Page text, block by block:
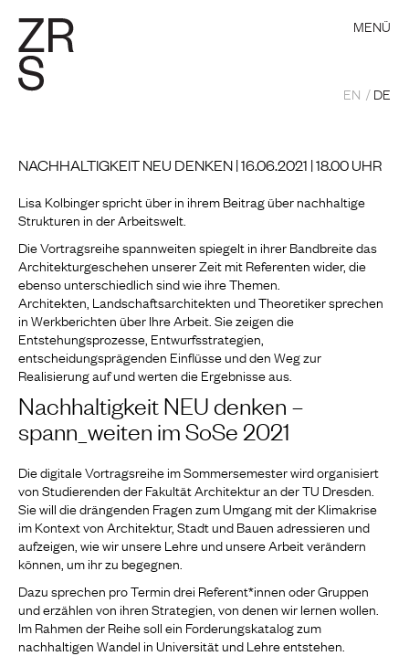
MENÜ
EN DE
NACHHALTIGKEIT NEU DENKEN | 16.06.2021 | 18.00 UHR
Lisa Kolbinger spricht über in ihrem Beitrag über nachhaltige
Strukturen in der Arbeitswelt.
Die Vortragsreihe spannweiten spiegelt in ihrer Bandbreite das
Architekturgeschehen unserer Zeit mit Referenten wider, die
ebenso unterschiedlich sind wie ihre Themen.
Architekten, Landschaftsarchitekten und Theoretiker sprechen
in Werkberichten über Ihre Arbeit. Sie zeigen die
Entstehungsprozesse, Entwurfsstrategien,
entscheidungsprägenden Einflüsse und den Weg zur
Realisierung auf und werten die Ergebnisse aus.
Nachhaltigkeit NEU denken –
spann_weiten im SoSe 2021
Die digitale Vortragsreihe im Sommersemester wird organisiert
von Studierenden der Fakultät Architektur an der TU Dresden.
Sie will die drängenden Fragen zum Umgang mit der Klimakrise
im Kontext von Architektur, Stadt und Bauen adressieren und
aufzeigen, wie wir unsere Lehre und unsere Arbeit verändern
können, um ihr zu begegnen.
Dazu sprechen pro Termin drei Referent*innen oder Gruppen
und erzählen von ihren Strategien, von denen wir lernen wollen.
Im Rahmen der Reihe soll ein Forderungskatalog zum
nachhaltigen Wandel in Universität und Lehre entstehen.